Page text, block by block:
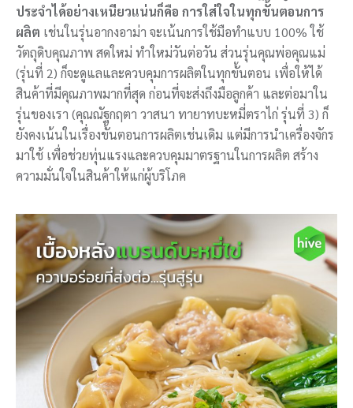
ประจำได้อย่างเหนียวแน่นก็คือ การใส่ใจในทุกขั้นตอนการ
ผลิต เช่นในรุ่นอากงอาม่า จะเน้นการใช้มือทำแบบ 100% ใช้
วัตถุดิบคุณภาพ สดใหม่ ทำใหม่วันต่อวัน ส่วนรุ่นคุณพ่อคุณแม่
(รุ่นที่ 2) ก็จะดูแลและควบคุมการผลิตในทุกขั้นตอน เพื่อให้ได้
สินค้าที่มีคุณภาพมากที่สุด ก่อนที่จะส่งถึงมือลูกค้า และต่อมาใน
รุ่นของเรา (คุณณัฐกฤตา วาสนา ทายาทบะหมี่ตราไก่ รุ่นที่ 3) ก็
ยังคงเน้นในเรื่องขั้นตอนการผลิตเช่นเดิม แต่มีการนำเครื่องจักร
มาใช้ เพื่อช่วยทุ่นแรงและควบคุมมาตรฐานในการผลิต สร้าง
ความมั่นใจในสินค้าให้แก่ผู้บริโภค